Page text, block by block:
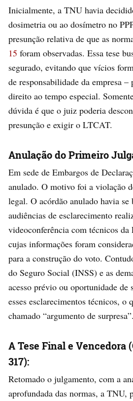
Inicialmente, a TNU havia
dosimetria ou ao dosímetro no
presunção relativa de que as
15 foram observadas. Essa tese
segurado, evitando que vícios
de responsabilidade da empresa –
direito ao tempo especial.
dúvida é que o juiz poderia
presunção e exigir o LTCAT.
Anulação do Primeiro
Em sede de Embargos de
anulado. O motivo foi a violação
legal. O acórdão anulado havia se
audiências de esclarecimento
videoconferência com técnicos
cujas informações foram
para a construção do voto.
do Seguro Social (INSS) e as
acesso prévio ou oportunidade de
esses esclarecimentos técnicos, o
chamado “argumento de surpresa”.
A Tese Final e Vencedora
317):
Retomado o julgamento, com a
aprofundada das normas, a TNU,